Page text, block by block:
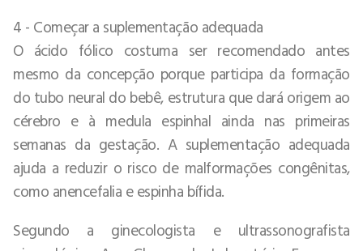
4 - Começar a suplementação adequada
O ácido fólico costuma ser recomendado antes
mesmo da concepção porque participa da formação
do tubo neural do bebê, estrutura que dará origem ao
cérebro e à medula espinhal ainda nas primeiras
semanas da gestação. A suplementação adequada
ajuda a reduzir o risco de malformações congênitas,
como anencefalia e espinha bífida.
Segundo a ginecologista e ultrassonografista